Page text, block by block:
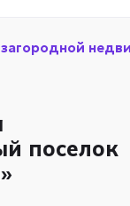
поселок